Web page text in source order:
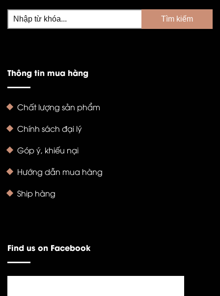
Thông tin mua hàng
Chất lượng sản phẩm
Chính sách đại lý
Góp ý, khiếu nại
Hướng dẫn mua hàng
Ship hàng
Find us on Facebook